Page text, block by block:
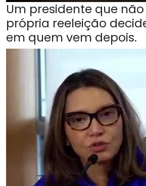
Um presidente que
própria reeleição
em quem vem depois.